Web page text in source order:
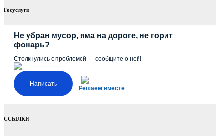
Госуслуги
Не убран мусор, яма на дороге, не горит
фонарь?
Столкнулись с проблемой — сообщите о ней!
Написать
Решаем вместе
ССЫЛКИ